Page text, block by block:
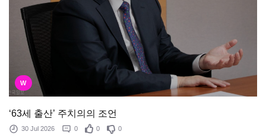
W
‘63세 출산’ 주치의의 조언
30 Jul 2026 0 0 0